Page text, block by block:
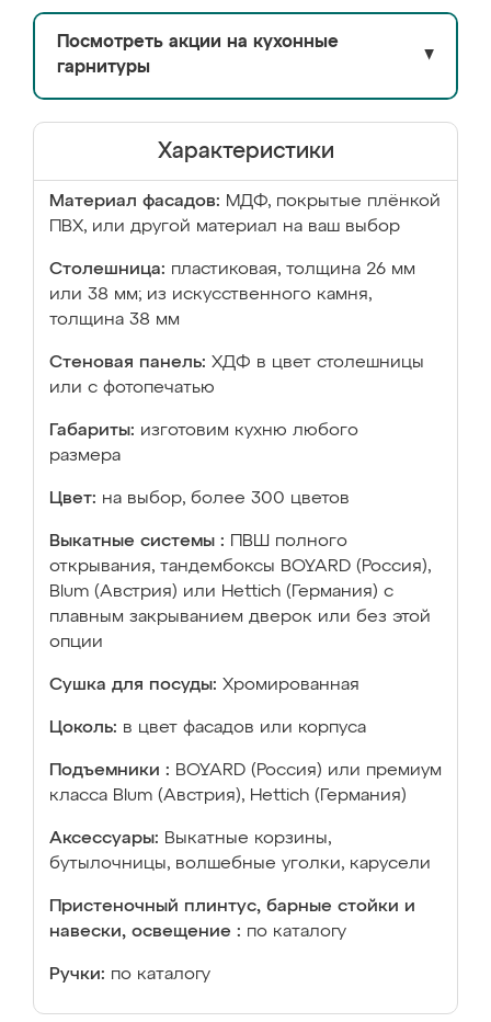
Посмотреть акции на кухонные
гарнитуры
▼
Характеристики
Материал фасадов: МДФ, покрытые плёнкой
ПВХ, или другой материал на ваш выбор
Столешница: пластиковая, толщина 26 мм
или 38 мм; из искусственного камня,
толщина 38 мм
Стеновая панель: ХДФ в цвет столешницы
или с фотопечатью
Габариты: изготовим кухню любого
размера
Цвет: на выбор, более 300 цветов
Выкатные системы :
ПВШ полного
открывания, тандембоксы BOYARD (Россия),
Blum (Австрия) или Hettich (Германия) с
плавным закрыванием дверок или без этой
опции
Сушка для посуды: Хромированная
Цоколь: в цвет фасадов или корпуса
Подъемники : BOYARD (Россия) или премиум
класса Blum (Австрия), Hettich (Германия)
Аксессуары: Выкатные корзины,
бутылочницы, волшебные уголки, карусели
Пристеночный плинтус, барные стойки и
навески, освещение : по каталогу
Ручки: по каталогу